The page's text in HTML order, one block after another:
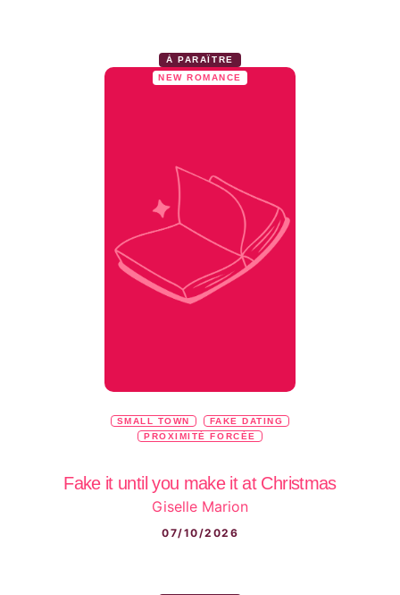
À PARAÎTRE
NEW ROMANCE
SMALL TOWN
FAKE DATING
PROXIMITÉ FORCÉE
Fake it until you make it at Christmas
Giselle Marion
07/10/2026